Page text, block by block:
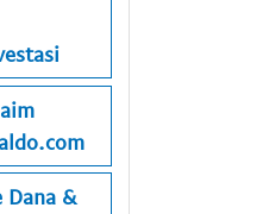
Dana &